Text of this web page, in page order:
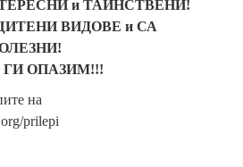
и ТАЙНСТВЕНИ!
ВИДОВЕ и СА
ОПАЗИМ!!!
на
prilepi